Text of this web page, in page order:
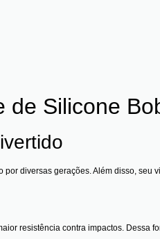
de Silicone
por diversas gerações. Além disso,
resistência contra impactos. Dessa